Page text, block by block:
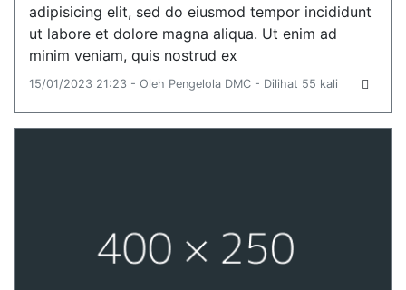
adipisicing elit, sed do eiusmod tempor incididunt
ut labore et dolore magna aliqua. Ut enim ad
minim veniam, quis nostrud ex
15/01/2023 21:23 - Oleh Pengelola DMC - Dilihat 55 kali